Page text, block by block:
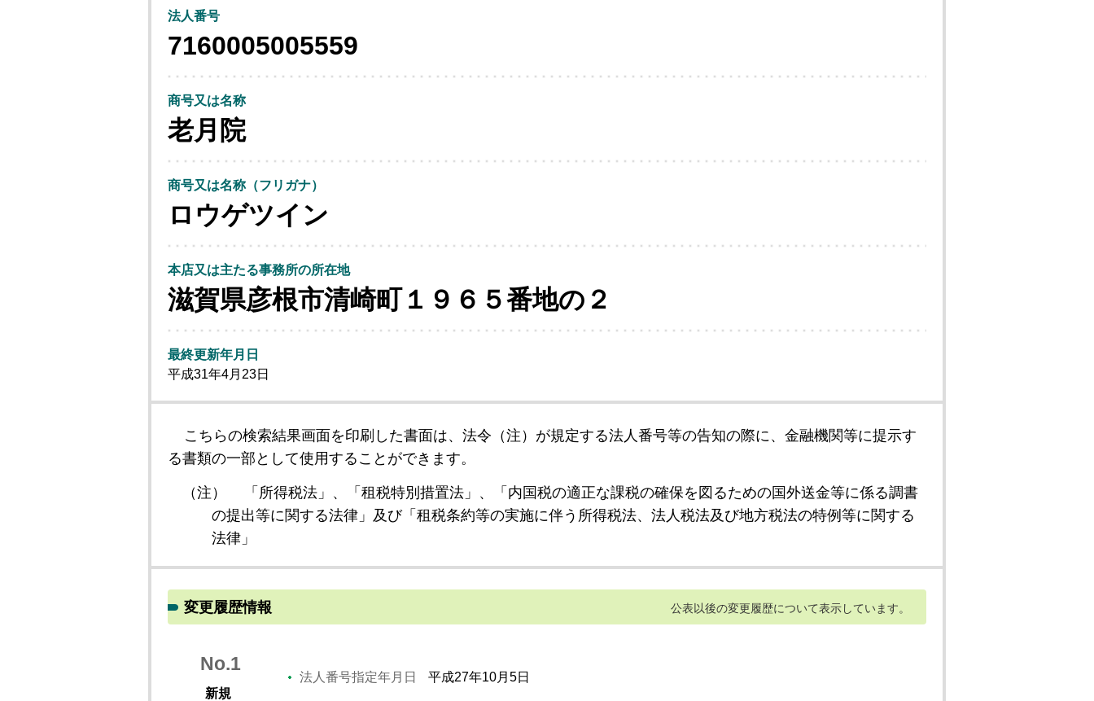
法人番号
7160005005559
商号又は名称
老月院
商号又は名称（フリガナ）
ロウゲツイン
本店又は主たる事務所の所在地
滋賀県彦根市清崎町１９６５番地の２
最終更新年月日
平成31年4月23日
こちらの検索結果画面を印刷した書面は、法令（注）が規定する法人番号等の告知の際に、金融機関等に提示す
る書類の一部として使用することができます。
（注）
「所得税法」、「租税特別措置法」、「内国税の適正な課税の確保を図るための国外送金等に係る調書
の提出等に関する法律」及び「租税条約等の実施に伴う所得税法、法人税法及び地方税法の特例等に関する
法律」
変更履歴情報 公表以後の変更履歴について表示しています。
No.1
新規
法人番号指定年月日 平成27年10月5日